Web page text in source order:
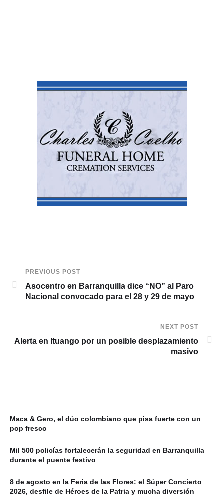
PREVIOUS POST
Asocentro en Barranquilla dice “NO” al Paro
Nacional convocado para el 28 y 29 de mayo
NEXT POST
Alerta en Ituango por un posible desplazamiento
masivo
Maca & Gero, el dúo colombiano que pisa fuerte con un
pop fresco
Mil 500 policías fortalecerán la seguridad en Barranquilla
durante el puente festivo
8 de agosto en la Feria de las Flores: el Súper Concierto
2026, desfile de Héroes de la Patria y mucha diversión